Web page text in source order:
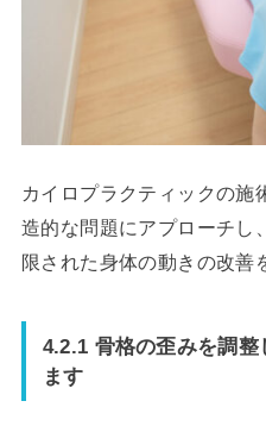
カイロプラクティックの施
造的な問題にアプローチし
限された身体の動きの改善
4.2.1 骨格の歪みを調整
ます